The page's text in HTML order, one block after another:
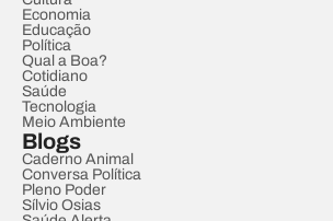
Economia
Educação
Política
Qual a Boa?
Cotidiano
Saúde
Tecnologia
Meio Ambiente
Blogs
Caderno Animal
Conversa Política
Pleno Poder
Sílvio Osias